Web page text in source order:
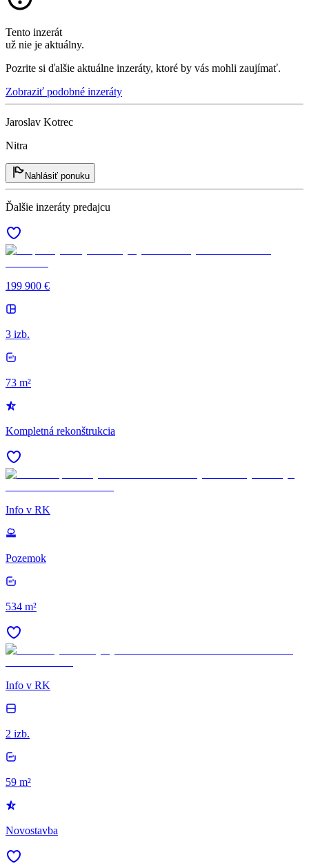
Tento inzerát
už nie je aktuálny.
Pozrite si ďalšie aktuálne inzeráty, ktoré by vás mohli zaujímať.
Zobraziť podobné inzeráty
Jaroslav Kotrec
Nitra
Nahlásiť ponuku
Ďalšie inzeráty predajcu
199 900 €
3 izb.
73 m²
Kompletná rekonštrukcia
Info v RK
Pozemok
534 m²
Info v RK
2 izb.
59 m²
Novostavba